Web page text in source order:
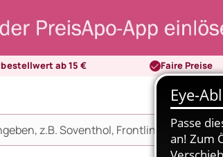
ab 15 € Faire Preise